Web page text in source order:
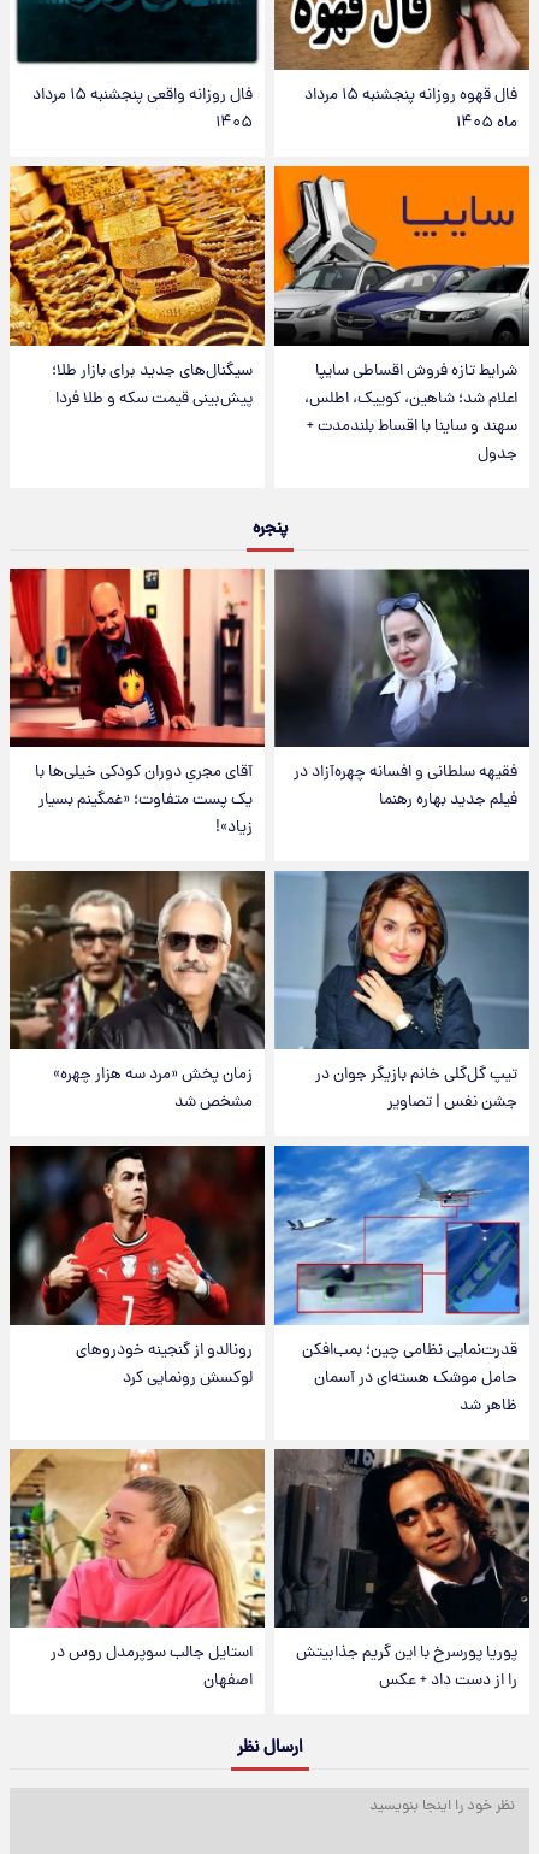
فال قهوه روزانه پنجشنبه ۱۵ مرداد
ماه ۱۴۰۵
فال روزانه واقعی پنجشنبه ۱۵ مرداد
۱۴۰۵
شرایط تازه فروش اقساطی سایپا
اعلام شد؛ شاهین، کوییک، اطلس،
سهند و ساینا با اقساط بلندمدت +
جدول
سیگنال‌های جدید برای بازار طلا؛
پیش‌بینی قیمت سکه و طلا فردا
پنجره
فقیهه سلطانی و افسانه چهره‌آزاد در
فیلم جدید بهاره رهنما
آقای مجریِ دوران کودکی خیلی‌ها با
یک پست متفاوت؛ «غمگینم بسیار
زیاد»!
تیپ گل‌گلی خانم بازیگر جوان در
جشن نفس | تصاویر
زمان پخش «مرد سه هزار چهره»
مشخص شد
قدرت‌نمایی نظامی چین؛ بمب‌افکن
حامل موشک هسته‌ای در آسمان
ظاهر شد
رونالدو از گنجینه خودروهای
لوکسش رونمایی کرد
پوریا پورسرخ با این گریم جذابیتش
را از دست داد + عکس
استایل جالب سوپرمدل روس در
اصفهان
ارسال نظر